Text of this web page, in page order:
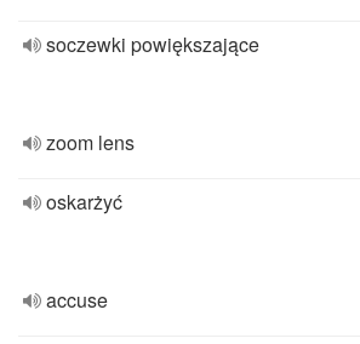
soczewki powiększające
zoom lens
oskarżyć
accuse